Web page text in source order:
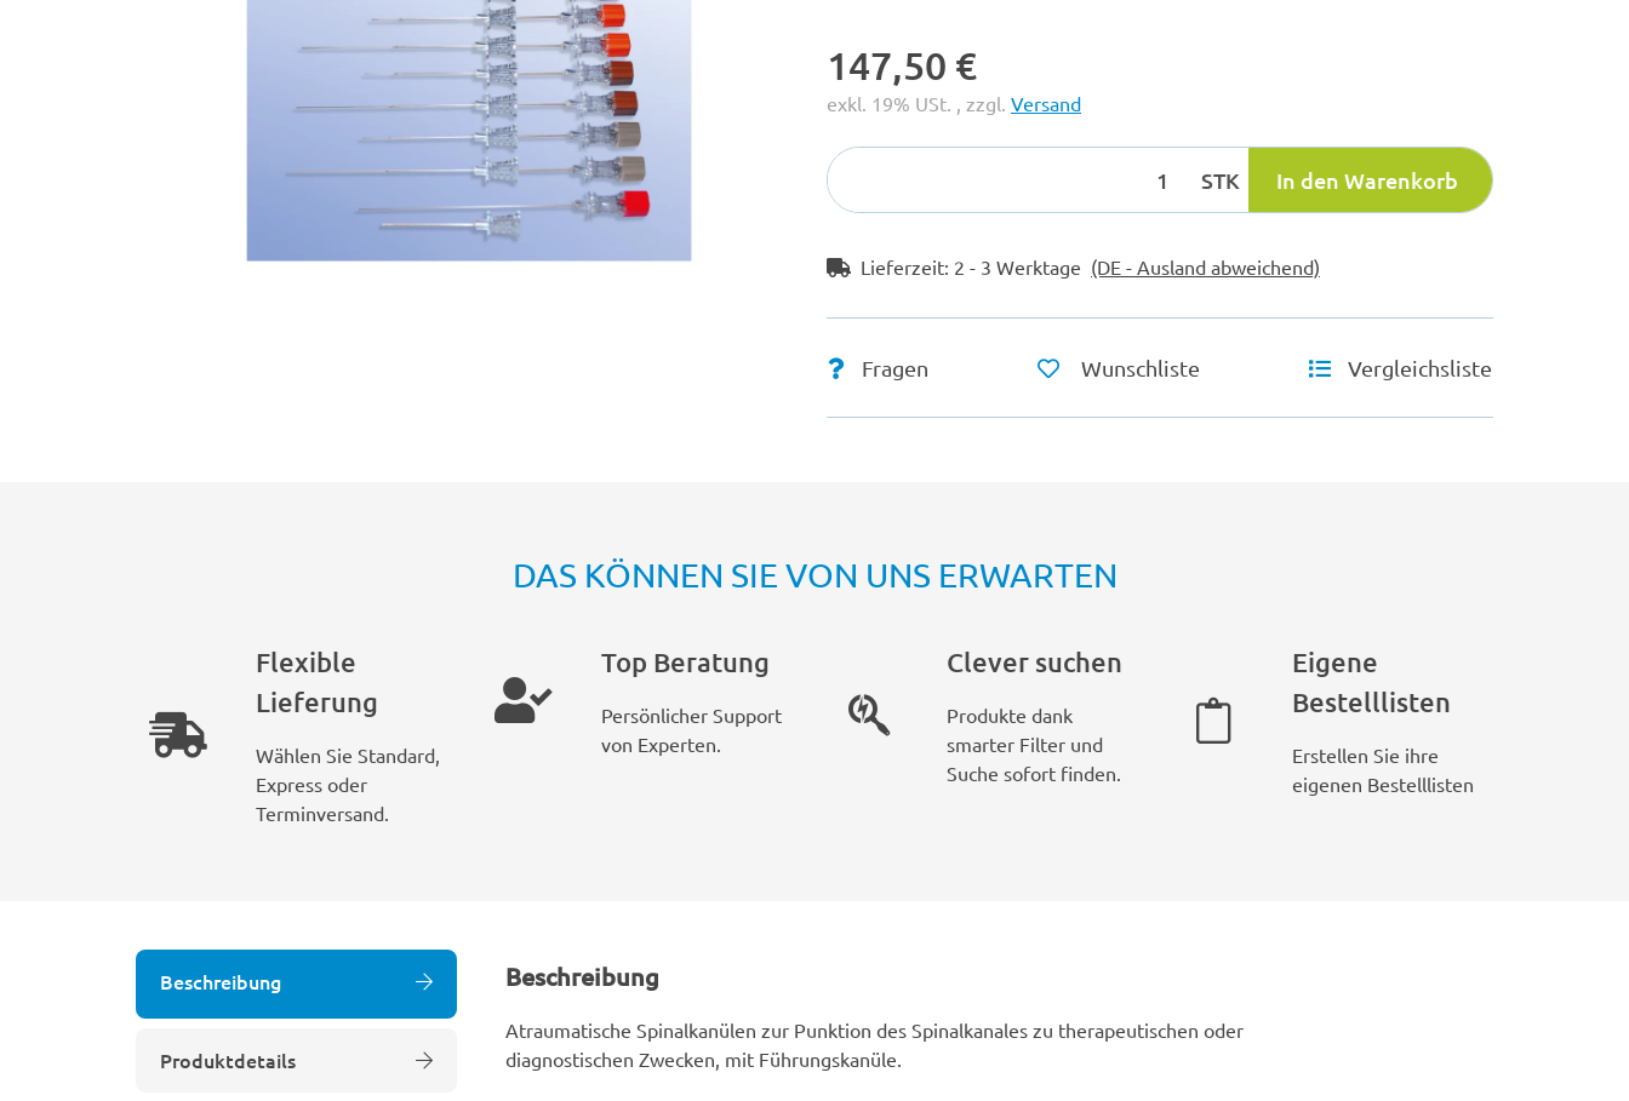
147,50 €
exkl. 19% USt. , zzgl. Versand
STK In den Warenkorb
Lieferzeit: 2 - 3 Werktage (DE - Ausland abweichend)
Fragen Wunschliste Vergleichsliste
DAS KÖNNEN SIE VON UNS ERWARTEN
Flexible
Lieferung
Wählen Sie Standard,
Express oder
Terminversand.
Top Beratung
Persönlicher Support
von Experten.
Clever suchen
Produkte dank
smarter Filter und
Suche sofort finden.
Eigene
Bestelllisten
Erstellen Sie ihre
eigenen Bestelllisten
Beschreibung
Produktdetails
Beschreibung
Atraumatische Spinalkanülen zur Punktion des Spinalkanales zu therapeutischen oder
diagnostischen Zwecken, mit Führungskanüle.